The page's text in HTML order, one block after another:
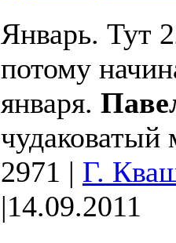
Январь. Тут
потому
января.
2971 | Г.
|14.09.2011